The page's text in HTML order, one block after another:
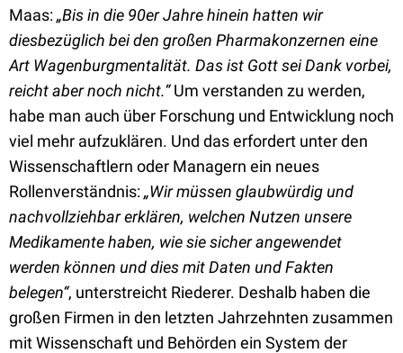
Maas:„Bis in die 90er Jahre hinein hatten wir
diesbezüglich bei den großen Pharmakonzernen eine
Art Wagenburgmentalität. Das ist Gott sei Dank vorbei,
reicht aber noch nicht.“Um verstanden zu werden,
habe man auch über Forschung und Entwicklung noch
viel mehr aufzuklären. Und das erfordert unter den
Wissenschaftlern oder Managern ein neues
Rollenverständnis:„Wir müssen glaubwürdig und
nachvollziehbar erklären, welchen Nutzen unsere
Medikamente haben, wie sie sicher angewendet
werden können und dies mit Daten und Fakten
belegen“, unterstreicht Riederer. Deshalb haben die
großen Firmen in den letzten Jahrzehnten zusammen
mit Wissenschaft und Behörden ein System der